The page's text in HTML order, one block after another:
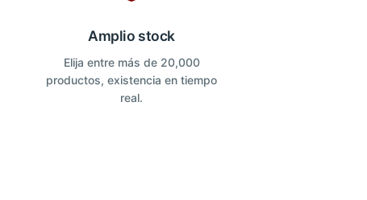
Amplio stock
Elija entre más de 20,000
productos, existencia en tiempo
real.